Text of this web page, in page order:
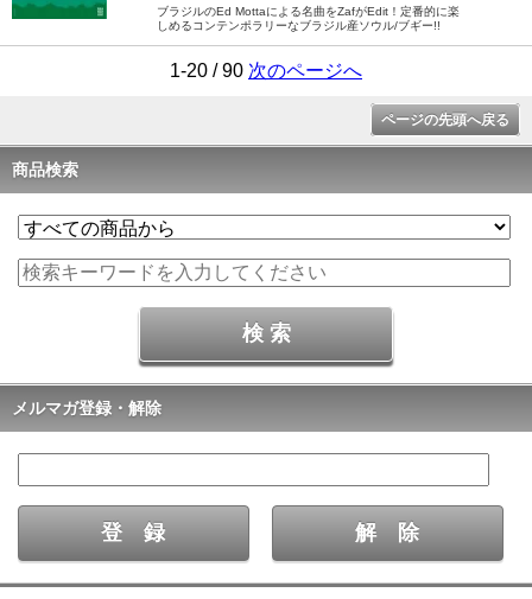
ブラジルのEd Mottaによる名曲をZafがEdit！定番的に楽
しめるコンテンポラリーなブラジル産ソウル/ブギー!!
1-20 / 90 次のページへ
ページの先頭へ戻る
商品検索
メルマガ登録・解除